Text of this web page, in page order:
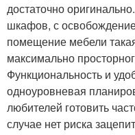
достаточно
шкафов, с
помещение мебели
максимально
Функциональность и
одноуровневая
любителей готовить
случае нет риска